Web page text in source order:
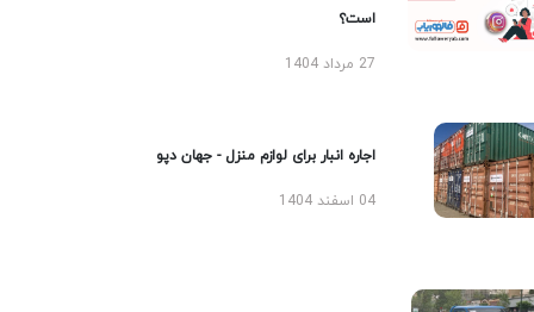
است؟
27 مرداد 1404
اجاره انبار برای لوازم منزل - جهان دپو
04 اسفند 1404